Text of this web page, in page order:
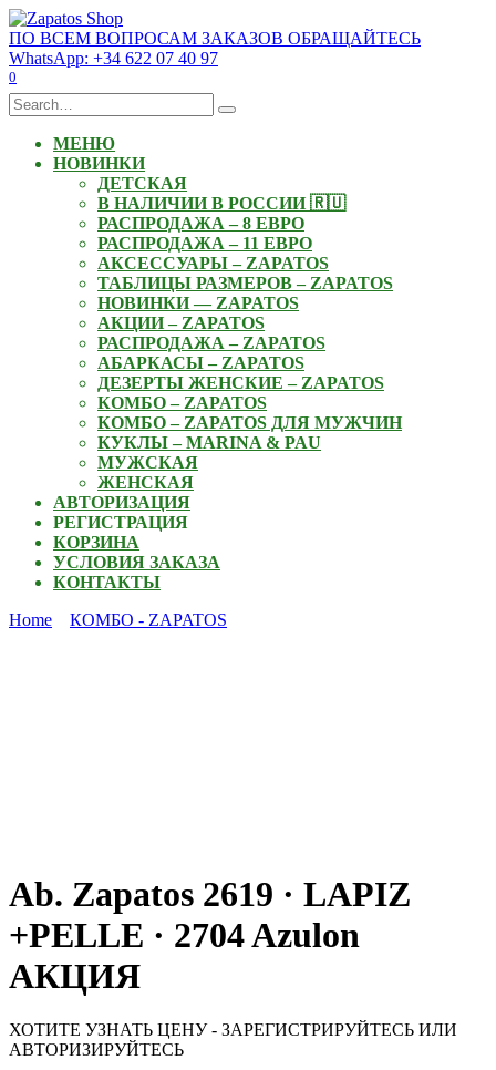
Skip
to
content
ПО ВСЕМ ВОПРОСАМ ЗАКАЗОВ ОБРАЩАЙТЕСЬ
WhatsApp: +34 622 07 40 97
0
Search
for:
МЕНЮ
НОВИНКИ
ДЕТСКАЯ
В НАЛИЧИИ В РОССИИ 🇷🇺
РАСПРОДАЖА – 8 ЕВРО
РАСПРОДАЖА – 11 ЕВРО
АКСЕССУАРЫ – ZAPATOS
ТАБЛИЦЫ РАЗМЕРОВ – ZAPATOS
НОВИНКИ — ZAPATOS
АКЦИИ – ZAPATOS
РАСПРОДАЖА – ZAPATOS
АБАРКАСЫ – ZAPATOS
ДЕЗЕРТЫ ЖЕНСКИЕ – ZAPATOS
КОМБО – ZAPATOS
КОМБО – ZAPATOS ДЛЯ МУЖЧИН
КУКЛЫ – MARINA & PAU
МУЖСКАЯ
ЖЕНСКАЯ
АВТОРИЗАЦИЯ
РЕГИСТРАЦИЯ
КОРЗИНА
УСЛОВИЯ ЗАКАЗА
КОНТАКТЫ
Home
КОМБО - ZAPATOS
Ab. Zapatos 2619 · LAPIZ
+PELLE · 2704 Azulon
АКЦИЯ
ХОТИТЕ УЗНАТЬ ЦЕНУ - ЗАРЕГИСТРИРУЙТЕСЬ ИЛИ
АВТОРИЗИРУЙТЕСЬ